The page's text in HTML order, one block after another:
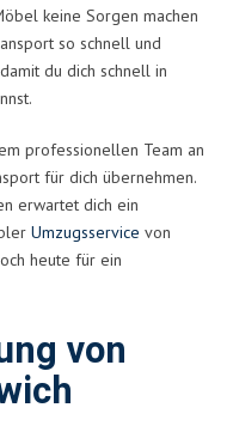
keine Sorgen machen
so schnell und
du dich schnell in
professionellen Team an
für dich übernehmen.
erwartet dich ein
Umzugsservice von
heute für ein
von